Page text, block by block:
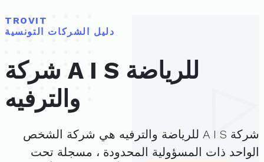
TROVIT
دليل الشركات التونسية
شركة A I S للرياضة
والترفيه
شركة A I S للرياضة والترفيه هي شركة الشخص
الواحد ذات المسؤولية المحدودة ، مسجلة تحت